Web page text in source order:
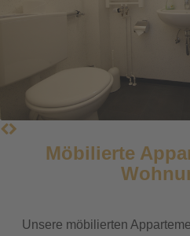
Möbilierte
Unsere möbilierten